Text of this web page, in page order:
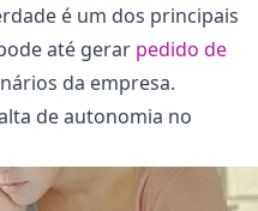
é um dos principais
até gerar pedido de
da empresa.
de autonomia no